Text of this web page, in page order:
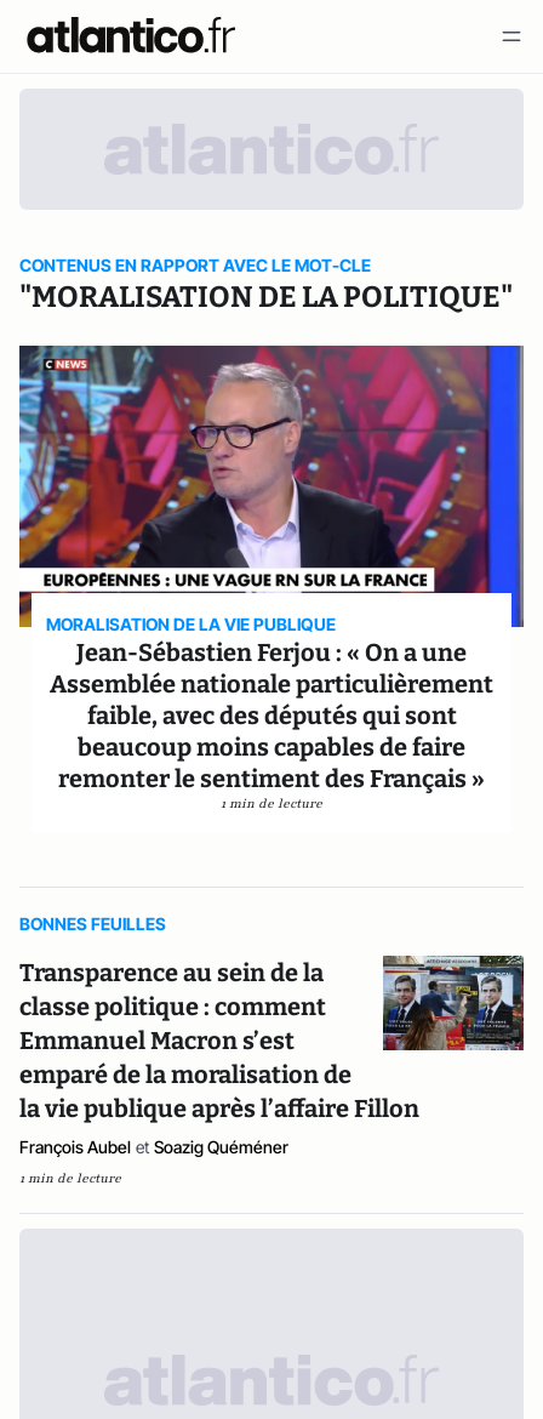
CONTENUS EN RAPPORT AVEC LE MOT-CLE
"MORALISATION DE LA POLITIQUE"
MORALISATION DE LA VIE PUBLIQUE
Jean-Sébastien Ferjou : « On a une
Assemblée nationale particulièrement
faible, avec des députés qui sont
beaucoup moins capables de faire
remonter le sentiment des Français »
1 min de lecture
BONNES FEUILLES
Transparence au sein de la
classe politique : comment
Emmanuel Macron s’est
emparé de la moralisation de
la vie publique après l’affaire Fillon
François Aubel et Soazig Quéméner
1 min de lecture